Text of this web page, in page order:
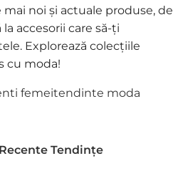
noi și actuale produse, de
accesorii care să-ți
Explorează colecțiile
cu moda!
femeitendinte moda
Tendințe